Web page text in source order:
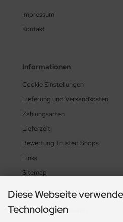
Impressum
Kontakt
Informationen
Cookie Einstellungen
Lieferung und Versandkosten
Zahlungsarten
Lieferzeit
Bewertung Trusted Shops
Links
Sitemap
Zahlungsmethoden
Diese Webseite
Technologien